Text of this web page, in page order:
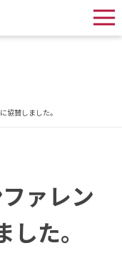
協賛しました。
ァレン
た。